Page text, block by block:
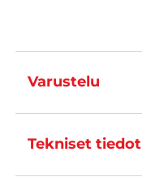
Varustelu
Tekniset tiedot